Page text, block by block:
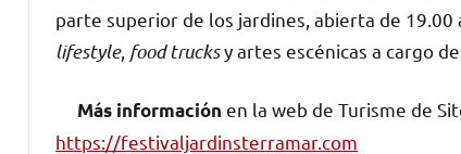
parte superior de los jardines, abierta de 19.00
lifestyle, food trucksy artes escénicas a cargo
Más información en la web de Turisme de
https://festivaljardinsterramar.com